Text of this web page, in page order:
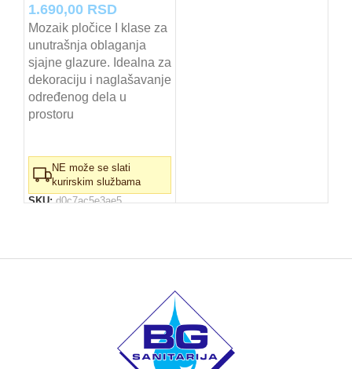
1.690,00 RSD
Mozaik pločice I klase za
unutrašnja oblaganja
sjajne glazure. Idealna za
dekoraciju i naglašavanje
određenog dela u
prostoru
NE može se slati
kurirskim službama
SKU:d0c7ac5e3ae5